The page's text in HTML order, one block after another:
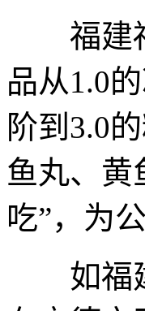
福建福
品从1.0
阶到3.0
鱼丸、黄
吃”，为
如福建